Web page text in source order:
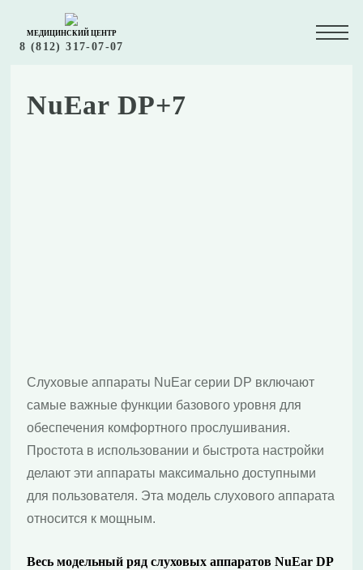
МЕДИЦИНСКИЙ ЦЕНТР
8 (812) 317-07-07
NuEar DP+7
Слуховые аппараты NuEar серии DP включают
самые важные функции базового уровня для
обеспечения комфортного прослушивания.
Простота в использовании и быстрота настройки
делают эти аппараты максимально доступными
для пользователя. Эта модель слухового аппарата
относится к мощным.
Весь модельный ряд слуховых аппаратов NuEar DP